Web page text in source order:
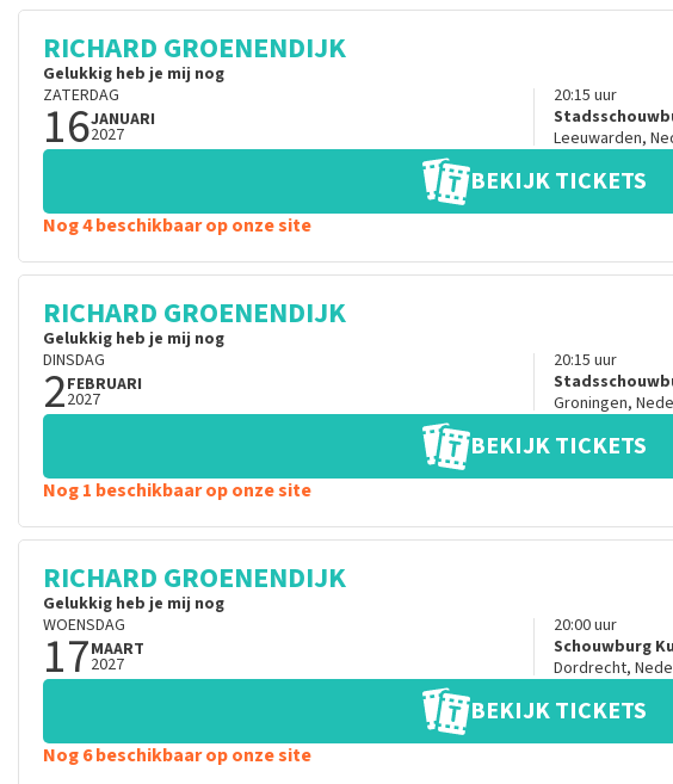
RICHARD GROENENDIJK
Gelukkig heb je mij nog
ZATERDAG
16JANUARI
2027
20:15 uur
Leeuwarden,
BEKIJK TICKETS
Nog 4 beschikbaar op onze site
RICHARD GROENENDIJK
Gelukkig heb je mij nog
DINSDAG
2FEBRUARI
2027
20:15 uur
Groningen,
BEKIJK TICKETS
Nog 1 beschikbaar op onze site
RICHARD GROENENDIJK
Gelukkig heb je mij nog
WOENSDAG
17MAART
2027
20:00uur
Schouwburg
Dordrecht,
BEKIJK TICKETS
Nog 6 beschikbaar op onze site